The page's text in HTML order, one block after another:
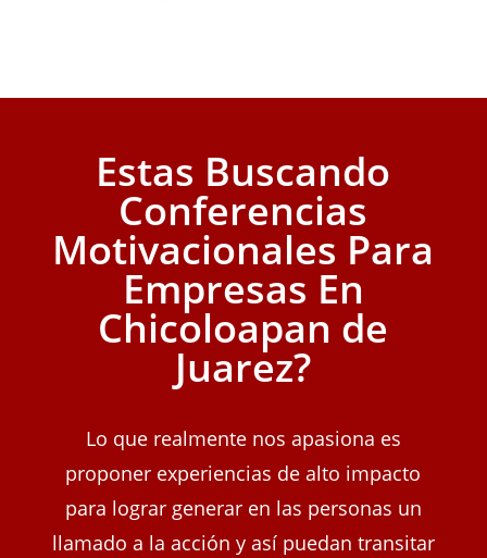
Estas Buscando
Conferencias
Motivacionales Para
Empresas En
Chicoloapan de
Juarez?
Lo que realmente nos apasiona es
proponer experiencias de alto impacto
para lograr generar en las personas un
llamado a la acción y así puedan transitar